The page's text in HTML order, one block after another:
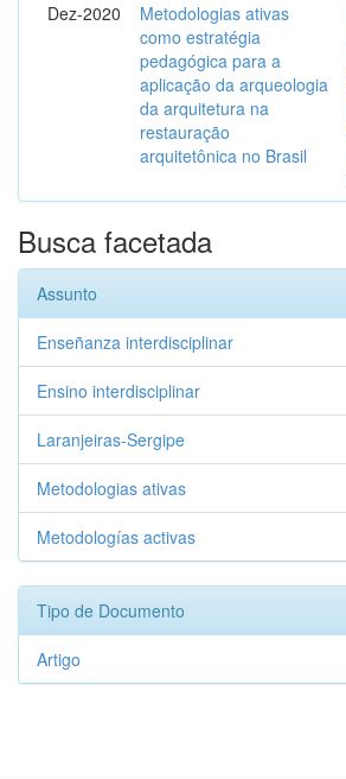
Dez-2020
Metodologias ativas
como estratégia
pedagógica para a
aplicação da arqueologia
da arquitetura na
restauração
arquitetônica no Brasil
Busca facetada
Assunto
Enseñanza interdisciplinar
Ensino interdisciplinar
Laranjeiras-Sergipe
Metodologias ativas
Metodologías activas
Tipo de Documento
Artigo